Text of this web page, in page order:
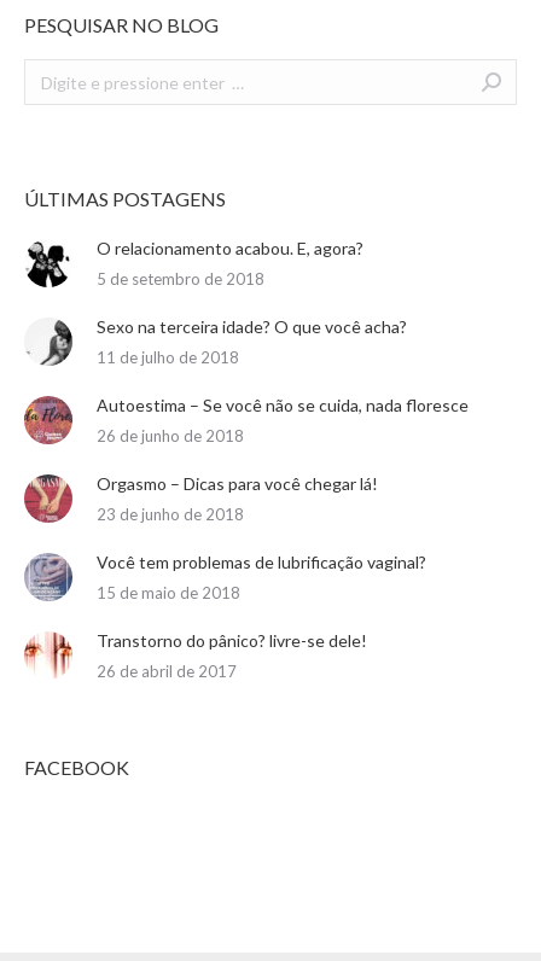
PESQUISAR NO BLOG
Search:
ÚLTIMAS POSTAGENS
O relacionamento acabou. E, agora?
5 de setembro de 2018
Sexo na terceira idade? O que você acha?
11 de julho de 2018
Autoestima – Se você não se cuida, nada floresce
26 de junho de 2018
Orgasmo – Dicas para você chegar lá!
23 de junho de 2018
Você tem problemas de lubrificação vaginal?
15 de maio de 2018
Transtorno do pânico? livre-se dele!
26 de abril de 2017
FACEBOOK